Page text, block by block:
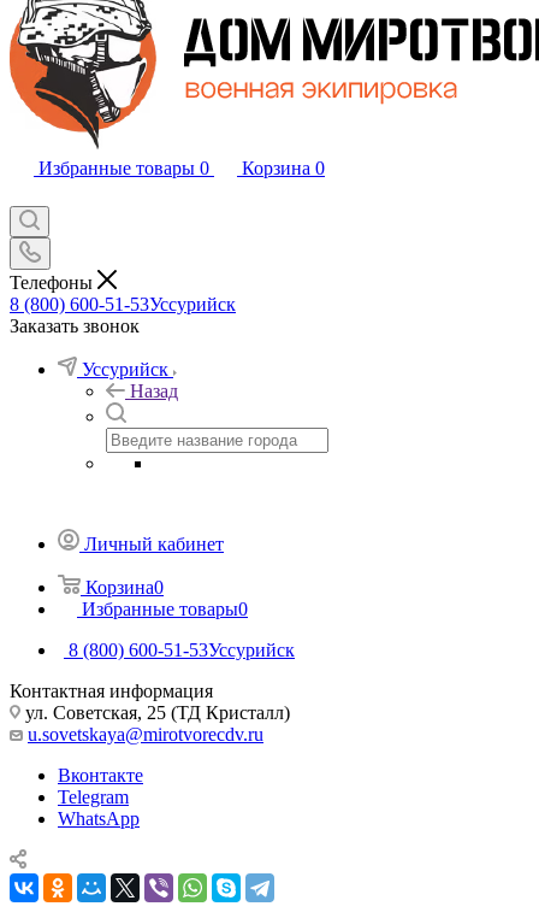
Избранные товары 0 Корзина 0
Телефоны
8 (800) 600-51-53Уссурийск
Заказать звонок
Уссурийск
Назад
Личный кабинет
Корзина0
Избранные товары0
8 (800) 600-51-53Уссурийск
Контактная информация
ул. Советская, 25 (ТД Кристалл)
u.sovetskaya@mirotvorecdv.ru
Вконтакте
Telegram
WhatsApp